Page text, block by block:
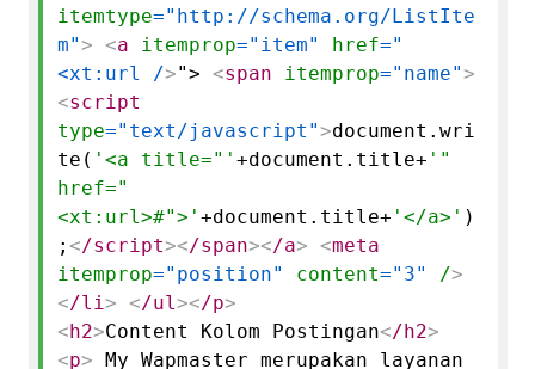
itemtype="http://schema.org/ListIte
m"> <a itemprop="item" href="
<xt:url />"> <span itemprop="name">
<script
type="text/javascript">document. wri
te ( '<a title="' +document. title+ '"
href="
<xt:url>#">' +document. title+ '</a>' )
; </script></span></a> <meta
itemprop="position" content="3" />
</li > </ul ></p>
<h2>Content Kolom Postingan</h2>
<p> My Wapmaster merupakan layanan